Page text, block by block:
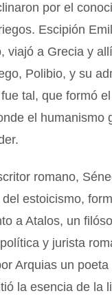
por el
Escipión
viajó a Grecia y
Polibio, y su
tal, que formó
el humanismo
romano,
estoicismo,
a Atalos, un
y jurista
Arquias un
la esencia de la